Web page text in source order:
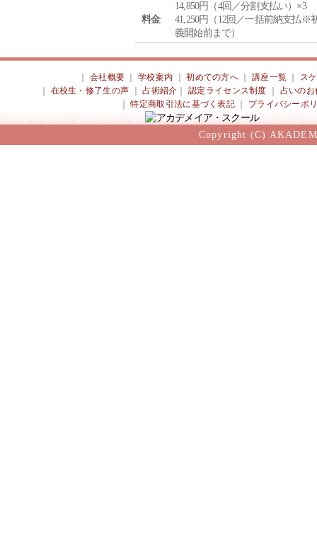
料金
14,850円（4回／分割支払い）×3
41,250円（12回／一括前納支払※
義開始前まで）
会社概要 ｜学校案内 ｜初めての方へ 講座一覧
ス
在校生・修了生の声 ｜占術紹介 ｜認定ライセンス制度
占いのお
｜特定商取引法に基づく表記 プライバシーポ
Copyright (C)